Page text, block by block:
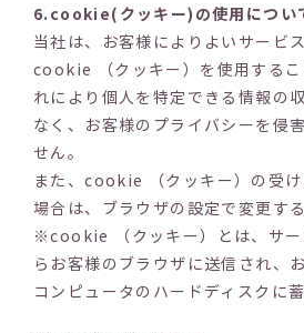
6.cookie(クッキー)の使用につい
当社は、お客様によりよいサービ
cookie （クッキー）を使用するこ
れにより個人を特定できる情報の
なく、お客様のプライバシーを侵
せん。
また、cookie （クッキー）の受
場合は、ブラウザの設定で変更す
※cookie （クッキー）とは、サー
らお客様のブラウザに送信され、
コンピュータのハードディスクに